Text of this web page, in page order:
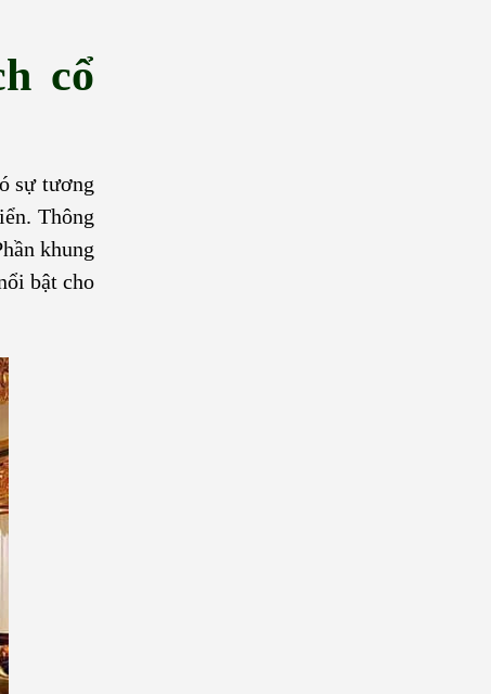
cổ
sự tương
Thông
khung
bật cho